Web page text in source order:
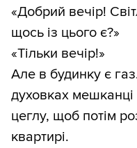
«Добрий вечір!
щось із цього є?»
«Тільки вечір!»
Але в будинку є
духовках мешканці
цеглу, щоб потім
квартирі.